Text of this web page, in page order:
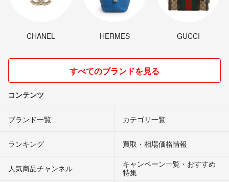
CHANEL HERMES GUCCI
すべてのブランドを見る
コンテンツ
ブランド一覧 カテゴリ一覧
ランキング 買取・相場価格情報
人気商品チャンネル
キャンペーン一覧・おすすめ
特集